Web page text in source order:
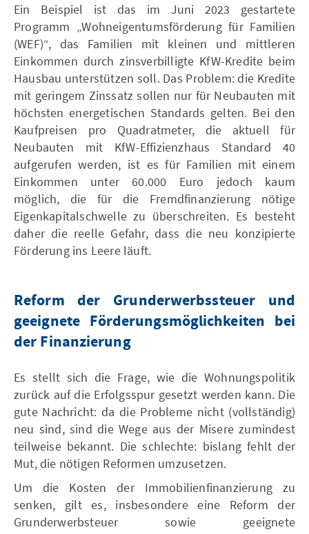
Ein Beispiel ist das im Juni 2023 gestartete
Programm „Wohneigentumsförderung für Familien
(WEF)“, das Familien mit kleinen und mittleren
Einkommen durch zinsverbilligte KfW-Kredite beim
Hausbau unterstützen soll. Das Problem: die Kredite
mit geringem Zinssatz sollen nur für Neubauten mit
höchsten energetischen Standards gelten. Bei den
Kaufpreisen pro Quadratmeter, die aktuell für
Neubauten mit KfW-Effizienzhaus Standard 40
aufgerufen werden, ist es für Familien mit einem
Einkommen unter 60.000 Euro jedoch kaum
möglich, die für die Fremdfinanzierung nötige
Eigenkapitalschwelle zu überschreiten. Es besteht
daher die reelle Gefahr, dass die neu konzipierte
Förderung ins Leere läuft.
Reform der Grunderwerbssteuer und
geeignete Förderungsmöglichkeiten bei
der Finanzierung
Es stellt sich die Frage, wie die Wohnungspolitik
zurück auf die Erfolgsspur gesetzt werden kann. Die
gute Nachricht: da die Probleme nicht (vollständig)
neu sind, sind die Wege aus der Misere zumindest
teilweise bekannt. Die schlechte: bislang fehlt der
Mut, die nötigen Reformen umzusetzen.
Um die Kosten der Immobilienfinanzierung zu
senken, gilt es, insbesondere eine Reform der
Grunderwerbsteuer sowie geeignete